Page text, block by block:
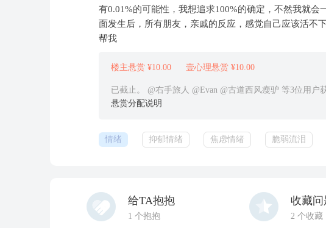
有0.01%的可能性，我想追求100%的确定，不然我就会
面发生后，所有朋友，亲戚的反应，感觉自己应该活不
帮我
楼主悬赏 ¥10.00 壹心理悬赏 ¥10.00
已截止。 @右手旅人 @Evan @古道西风瘦驴 等3位用户
悬赏分配说明
情绪 抑郁情绪 焦虑情绪 脆弱流泪
给TA抱抱
1 个抱抱
收藏问
2个收藏